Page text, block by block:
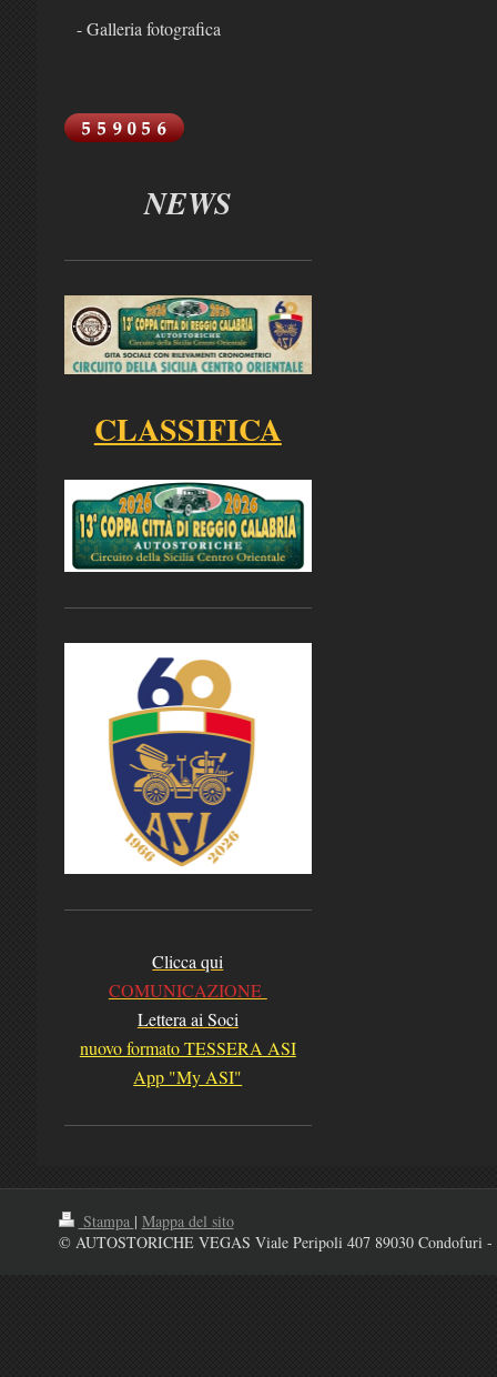
- Galleria fotografica
NEWS
CLASSIFICA
Clicca qui
COMUNICAZIONE
Lettera ai Soci
nuovo formato TESSERA ASI
App "My ASI"
Stampa | Mappa del sito
© AUTOSTORICHE VEGAS Viale Peripoli 407 89030 Condofuri -